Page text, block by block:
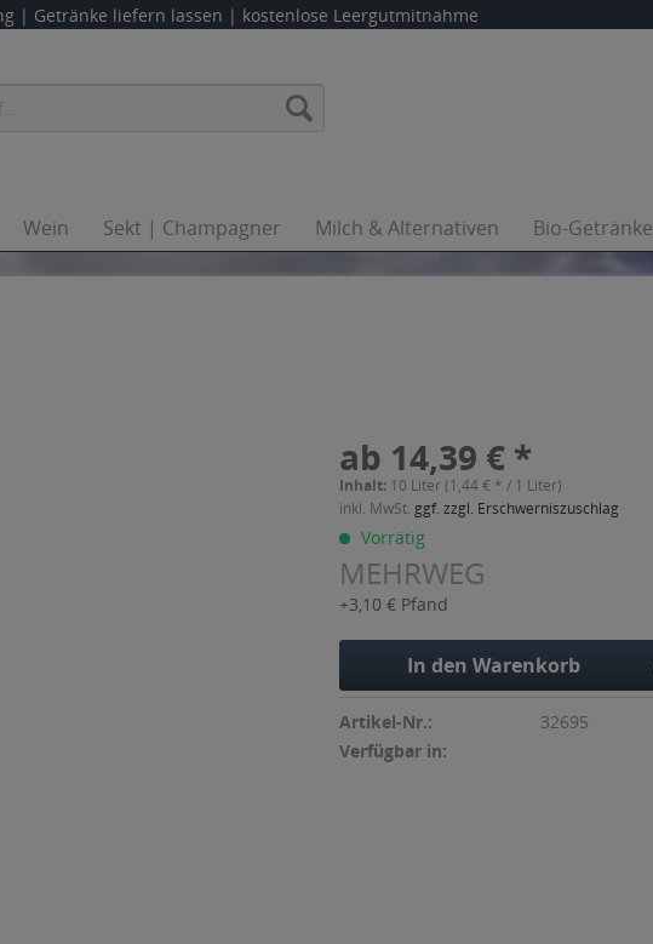
| Getränke liefern lassen | kostenlose Leergutmitnahme
Wein Sekt | Champagner Milch & Alternativen Bio-Getränke
ab 14,39 € *
Inhalt: 10 Liter (1,44 € * / 1 Liter)
inkl. MwSt. ggf. zzgl. Erschwerniszuschlag
Vorrätig
MEHRWEG
+3,10 € Pfand
In den Warenkorb
Artikel-Nr.:
32695
Verfügbar in: